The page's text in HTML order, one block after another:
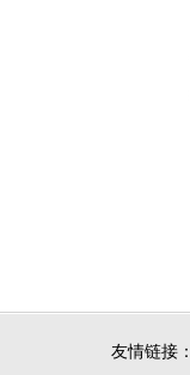
友情链接：